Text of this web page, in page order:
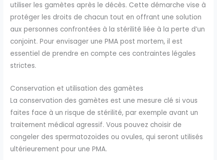
utiliser les gamètes après le décès. Cette démarche vise à
protéger les droits de chacun tout en offrant une solution
aux personnes confrontées à la stérilité liée à la perte d’un
conjoint. Pour envisager une PMA post mortem, il est
essentiel de prendre en compte ces contraintes légales
strictes.
Conservation et utilisation des gamètes
La conservation des gamètes est une mesure clé si vous
faites face à un risque de stérilité, par exemple avant un
traitement médical agressif. Vous pouvez choisir de
congeler des spermatozoïdes ou ovules, qui seront utilisés
ultérieurement pour une PMA.